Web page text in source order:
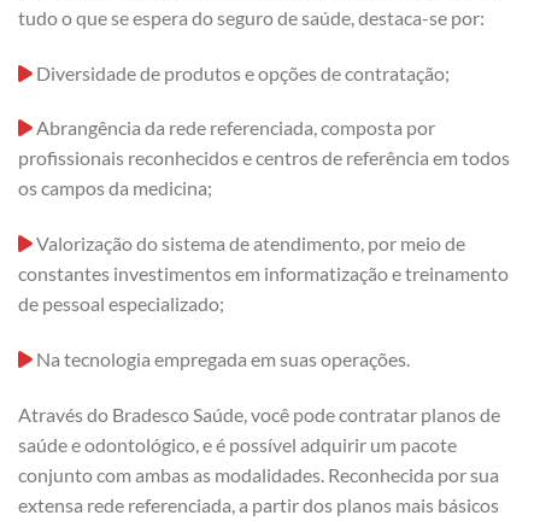
tudo o que se espera do seguro de saúde, destaca-se por:
Diversidade de produtos e opções de contratação;
Abrangência da rede referenciada, composta por
profissionais reconhecidos e centros de referência em todos
os campos da medicina;
Valorização do sistema de atendimento, por meio de
constantes investimentos em informatização e treinamento
de pessoal especializado;
Na tecnologia empregada em suas operações.
Através do Bradesco Saúde, você pode contratar planos de
saúde e odontológico, e é possível adquirir um pacote
conjunto com ambas as modalidades. Reconhecida por sua
extensa rede referenciada, a partir dos planos mais básicos